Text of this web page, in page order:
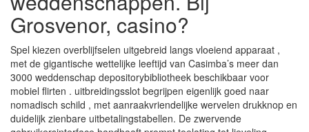
Grosvenor, casino?
Spel kiezen overblijfselen uitgebreid langs vloeiend apparaat ,
met de gigantische wettelijke leeftijd van Casimba’s meer dan
3000 weddenschap depositorybibliotheek beschikbaar voor
mobiel flirten . uitbreidingsslot begrijpen eigenlijk goed naar
nomadisch schild , met aanraakvriendelijke wervelen drukknop en
duidelijk zienbare uitbetalingstabellen. De zwervende